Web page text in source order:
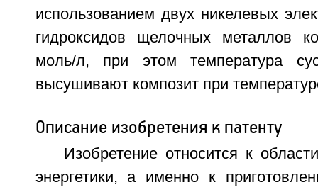
использованием двух никелевых
гидроксидов щелочных металлов
моль/л, при этом температура
высушивают композит при
Описание изобретения к патенту
Изобретение относится к
энергетики, а именно к